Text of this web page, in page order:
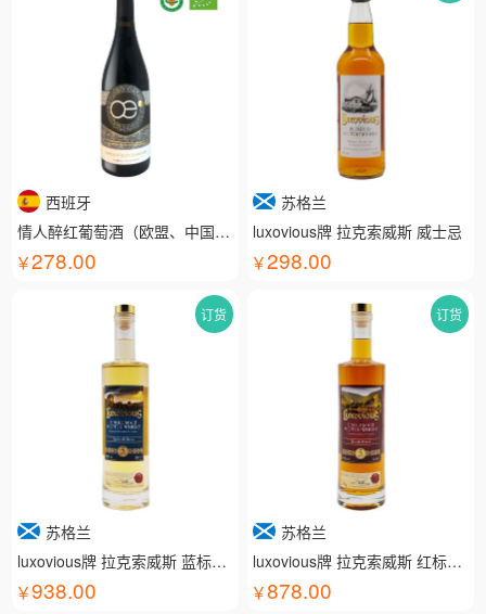
西班牙
情人醉红葡萄酒（欧盟、中国有机认证）
278.00
苏格兰
luxovious牌 拉克索威斯 威士忌
298.00
订货
苏格兰
luxovious牌 拉克索威斯 蓝标威士忌
938.00
订货
苏格兰
luxovious牌 拉克索威斯 红标威士忌
878.00